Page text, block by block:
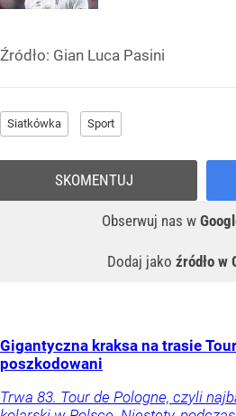
Źródło: Gian Luca Pasini
Siatkówka Sport
Obserwuj nas w
Dodaj jako źródło w
SKOMENTUJ
Gigantyczna kraksa na trasie
poszkodowani
Trwa 83. Tour de Pologne, czyli